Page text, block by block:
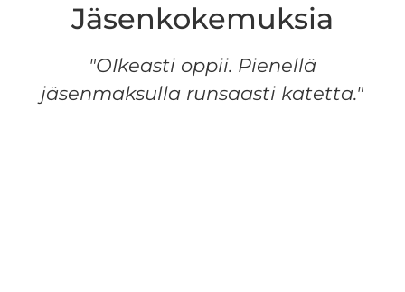
Jäsenkokemuksia
"OIkeasti oppii. Pienellä
jäsenmaksulla runsaasti katetta."